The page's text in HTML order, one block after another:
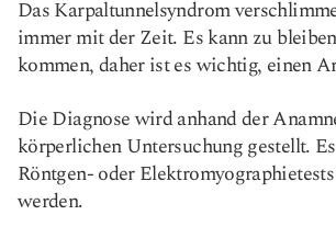
Das Karpaltunnelsyndrom
immer mit der Zeit. Es kann zu
kommen, daher ist es wichtig, einen
Die Diagnose wird anhand der
körperlichen Untersuchung gestellt.
Röntgen- oder
werden.